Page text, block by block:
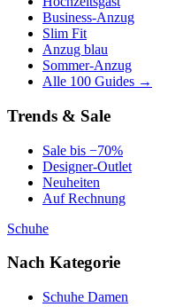
Business-Anzug
Slim Fit
Anzug blau
Sommer-Anzug
Alle 100 Guides →
Trends & Sale
Sale bis −70%
Designer-Outlet
Neuheiten
Auf Rechnung
Schuhe
Nach Kategorie
Schuhe Damen